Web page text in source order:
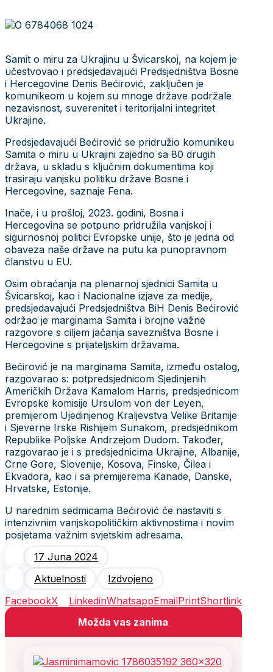
Samit o miru za Ukrajinu u Švicarskoj, na kojem je
učestvovao i predsjedavajući Predsjedništva Bosne
i Hercegovine Denis Bećirović, zaključen je
komunikeom u kojem su mnoge države podržale
nezavisnost, suverenitet i teritorijalni integritet
Ukrajine.
Predsjedavajući Bećirović se pridružio komunikeu
Samita o miru u Ukrajini zajedno sa 80 drugih
država, u skladu s ključnim dokumentima koji
trasiraju vanjsku politiku države Bosne i
Hercegovine, saznaje Fena.
Inače, i u prošloj, 2023. godini, Bosna i
Hercegovina se potpuno pridružila vanjskoj i
sigurnosnoj politici Evropske unije, što je jedna od
obaveza naše države na putu ka punopravnom
članstvu u EU.
Osim obraćanja na plenarnoj sjednici Samita u
Švicarskoj, kao i Nacionalne izjave za medije,
predsjedavajući Predsjedništva BiH Denis Bećirović
održao je marginama Samita i brojne važne
razgovore s ciljem jačanja savezništva Bosne i
Hercegovine s prijateljskim državama.
Bećirović je na marginama Samita, između ostalog,
razgovarao s: potpredsjednicom Sjedinjenih
Američkih Država Kamalom Harris, predsjednicom
Evropske komisije Ursulom von der Leyen,
premijerom Ujedinjenog Kraljevstva Velike Britanije
i Sjeverne Irske Rishijem Sunakom, predsjednikom
Republike Poljske Andrzejom Dudom. Također,
razgovarao je i s predsjednicima Ukrajine, Albanije,
Crne Gore, Slovenije, Kosova, Finske, Čilea i
Ekvadora, kao i sa premijerema Kanade, Danske,
Hrvatske, Estonije.
U narednim sedmicama Bećirović će nastaviti s
intenzivnim vanjskopolitičkim aktivnostima i novim
posjetama važnim svjetskim adresama.
17 Juna 2024
Aktuelnosti
Izdvojeno
FacebookX LinkedinWhatsappEmailPrintShortlink
Možda vas zanima